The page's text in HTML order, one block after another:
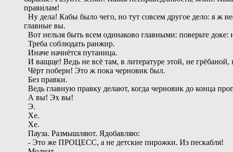
правилам!
Ну дела! Кабы было чего, но тут совсем другое дело: я ж
главные вы.
Вот нельзя быть всем одинаково главными: поверьте доке:
Треба соблюдать ранжир.
Иначе начнётся путаница.
И ващще! Ведь не всё там, в литературе этой, не грёбаной,
Чёрт побери! Это ж пока черновик был.
Без правки.
Ведь главную правку делают, когда черновик до конца
А вы! Эх вы!
Э.
Хе.
Хе.
Пауза. Размышляют. Ядобавляю:
- Это же ПРОЦЕСС, а не детские пирожки. Из пескабля!